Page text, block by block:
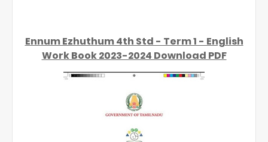
Ennum Ezhuthum 4th Std - Term 1 - English
Work Book 2023-2024 Download PDF